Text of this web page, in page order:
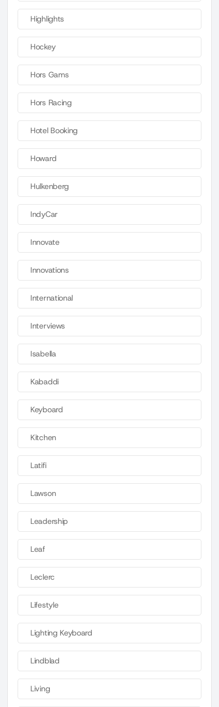
Highlights
Hockey
Hors Gams
Hors Racing
Hotel Booking
Howard
Hulkenberg
IndyCar
Innovate
Innovations
International
Interviews
Isabella
Kabaddi
Keyboard
Kitchen
Latifi
Lawson
Leadership
Leaf
Leclerc
Lifestyle
Lighting Keyboard
Lindblad
Living